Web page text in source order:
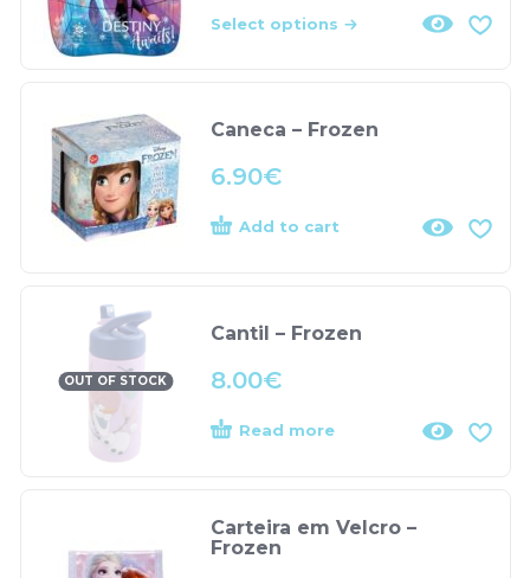
Select options
Caneca – Frozen
6.90€
Add to cart
OUT OF STOCK
Cantil – Frozen
8.00€
Read more
Carteira em Velcro –
Frozen